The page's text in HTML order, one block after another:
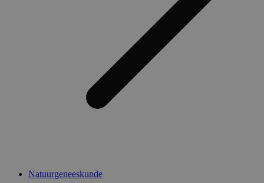
Natuurgeneeskunde